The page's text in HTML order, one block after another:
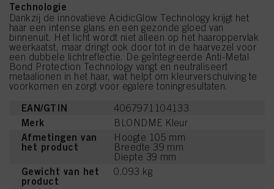
Technologie
Dankzij de innovatieve AcidicGlow Technology krijgt het
haar een intense glans en een gezonde gloed van
binnenuit. Het licht wordt niet alleen op het haaroppervlak
weerkaatst, maar dringt ook door tot in de haarvezel voor
een dubbele lichtreflectie. De geïntegreerde Anti-Metal
Bond Protection Technology vangt en neutraliseert
metaalionen in het haar, wat helpt om kleurverschuiving te
voorkomen en zorgt voor egalere toningresultaten.
EAN/GTIN 4067971104133
Merk BLONDME Kleur
Afmetingen van
het product
Hoogte 105 mm
Breedte 39 mm
Diepte 39 mm
Gewicht van het
product
0.093 kg